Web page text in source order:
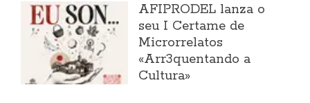
AFIPRODEL lanza o
seu I Certame de
Microrrelatos
«Arr3quentando a
Cultura»